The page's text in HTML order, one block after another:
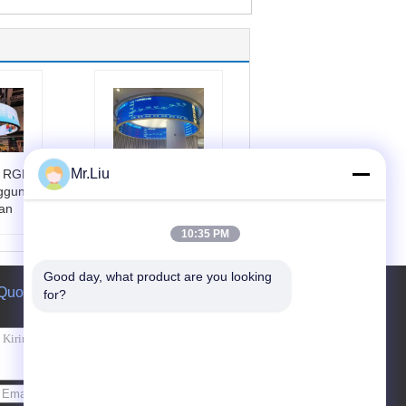
Papan
Disesuaikan P2.5
nama Produk:Pan
request suatu
Mr.Liu
10:35 PM
Good day, what product are you looking
for?